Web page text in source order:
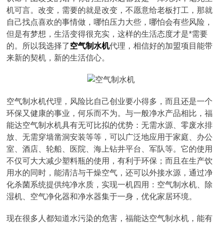
机可言。改变，需要的就是改变，不愿意给老板打工，那就
自己找点喜欢的事情做，哪怕压力大些，哪怕会有些风险，
但是有梦想，生活变得很充实，这样的生活态度才是*需要
的。所以我选择了空气制水机代理，相信好的加盟项目能带
来新的契机，新的生活信心。
空气制水机代理，风险比自己创业要小得多，而且还是一个
环保又健康的事业，何乐而不为。与一般净水产品相比，福
能达空气制水机具有无可比拟的优势：无需水源、零废水排
放、无需穿墙凿洞安装等等，可以广泛地应用于家庭、办公
室、酒店、轮船、医院、海上钻井平台、军队等。它的使用
不仅可大大减少塑料瓶的使用，有利于环保；而且在生产饮
用水的同时，能清洁与干燥空气，还可以外接水源，通过净
化杀菌系统提供纯净水质，实现一机四用：空气制水机、除
湿机、空气净化器和净水器集于一身，优化家居环境。
现在很多人都知道水污染的危害，福能达空气制水机，能有